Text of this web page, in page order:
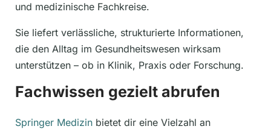
und medizinische Fachkreise.
Sie liefert verlässliche, strukturierte Informationen,
die den Alltag im Gesundheitswesen wirksam
unterstützen – ob in Klinik, Praxis oder Forschung.
Fachwissen gezielt abrufen
Springer Medizin bietet dir eine Vielzahl an